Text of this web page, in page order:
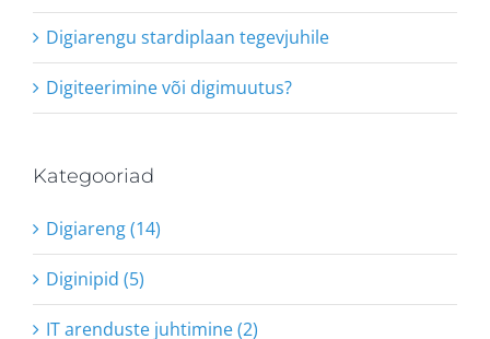
Digiarengu stardiplaan tegevjuhile
Digiteerimine või digimuutus?
Kategooriad
Digiareng (14)
Diginipid (5)
IT arenduste juhtimine (2)